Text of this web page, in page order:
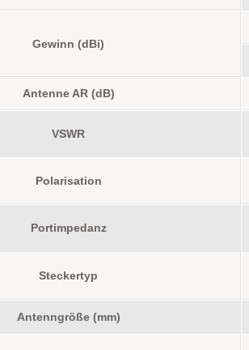
Gewinn (dBi)
Antenne AR (dB)
VSWR
Polarisation
Portimpedanz
Steckertyp
Antenngröße (mm)